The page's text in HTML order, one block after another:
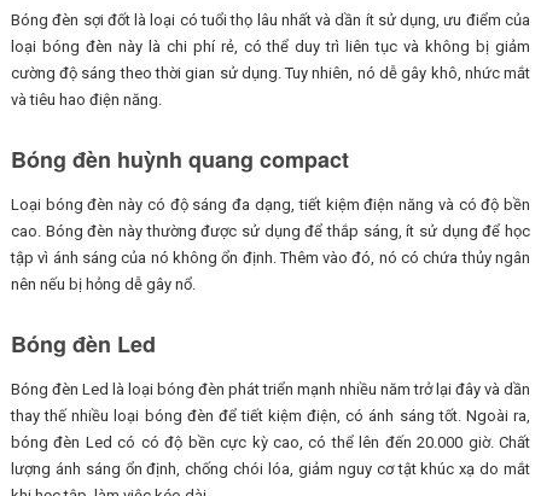
Bóng đèn sợi đốt là loại có tuổi thọ lâu nhất và dần ít sử dụng, ưu điểm của
loại bóng đèn này là chi phí rẻ, có thể duy trì liên tục và không bị giảm
cường độ sáng theo thời gian sử dụng. Tuy nhiên, nó dễ gây khô, nhức mắt
và tiêu hao điện năng.
Bóng đèn huỳnh quang compact
Loại bóng đèn này có độ sáng đa dạng, tiết kiệm điện năng và có độ bền
cao. Bóng đèn này thường được sử dụng để thắp sáng, ít sử dụng để học
tập vì ánh sáng của nó không ổn định. Thêm vào đó, nó có chứa thủy ngân
nên nếu bị hỏng dễ gây nổ.
Bóng đèn Led
Bóng đèn Led là loại bóng đèn phát triển mạnh nhiều năm trở lại đây và dần
thay thế nhiều loại bóng đèn để tiết kiệm điện, có ánh sáng tốt. Ngoài ra,
bóng đèn Led có có độ bền cực kỳ cao, có thể lên đến 20.000 giờ. Chất
lượng ánh sáng ổn định, chống chói lóa, giảm nguy cơ tật khúc xạ do mắt